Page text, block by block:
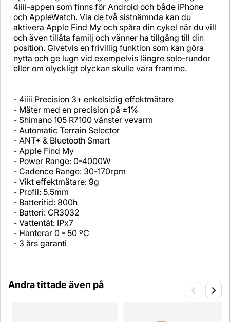
4iiii-appen som finns för Android och både iPhone
och AppleWatch. Via de två sistnämnda kan du
aktivera Apple Find My och spåra din cykel när du vill
och även tillåta familj och vänner ha tillgång till din
position. Givetvis en frivillig funktion som kan göra
nytta och ge lugn vid exempelvis längre solo-rundor
eller om olyckligt olyckan skulle vara framme.
- 4iiii Precision 3+ enkelsidig effektmätare
- Mäter med en precision på ±1%
- Shimano 105 R7100 vänster vevarm
- Automatic Terrain Selector
- ANT+ & Bluetooth Smart
- Apple Find My
- Power Range: 0-4000W
- Cadence Range: 30-170rpm
- Vikt effektmätare: 9g
- Profil: 5.5mm
- Batteritid: 800h
- Batteri: CR3032
- Vattentät: IPx7
- Hanterar 0 - 50 ºC
- 3 års garanti
Andra tittade även på